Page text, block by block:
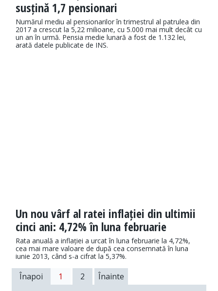
susțină 1,7 pensionari
Numărul mediu al pensionarilor în trimestrul al patrulea din
2017 a crescut la 5,22 milioane, cu 5.000 mai mult decât cu
un an în urmă. Pensia medie lunară a fost de 1.132 lei,
arată datele publicate de INS.
Un nou vârf al ratei inflației din ultimii
cinci ani: 4,72% în luna februarie
Rata anuală a inflației a urcat în luna februarie la 4,72%,
cea mai mare valoare de după cea consemnată în luna
iunie 2013, când s-a cifrat la 5,37%.
Înapoi 1 2 Înainte